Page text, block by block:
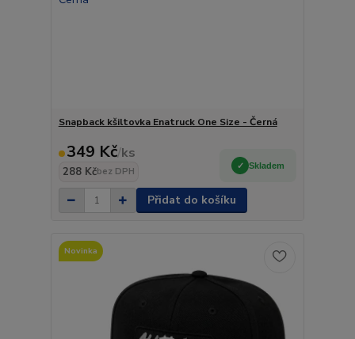
Snapback kšiltovka Enatruck One Size - Černá
349 Kč/ks
288 Kčbez DPH
Skladem
Přidat do košíku
Novinka